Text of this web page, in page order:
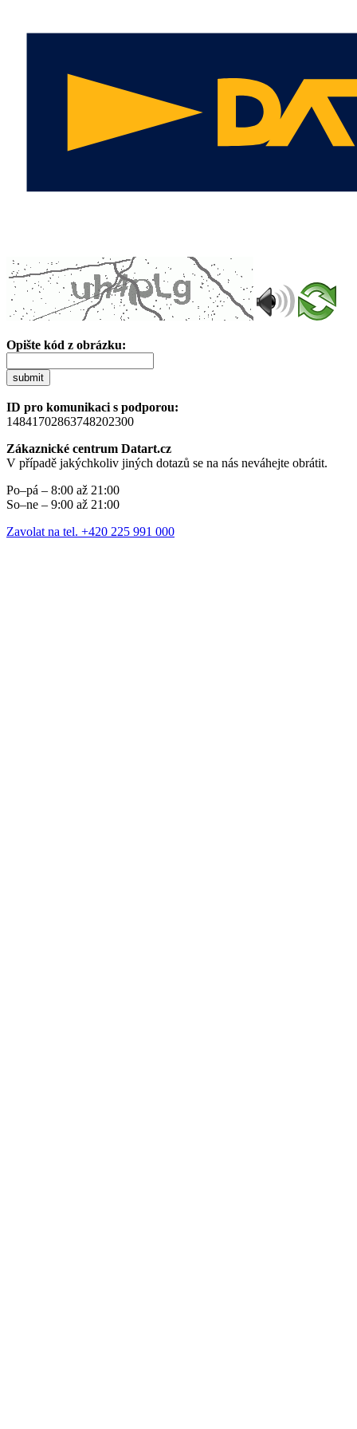
Opište kód z obrázku:
submit
ID pro komunikaci s podporou:
14841702863748202300
Zákaznické centrum Datart.cz
V případě jakýchkoliv jiných dotazů se na nás neváhejte obrátit.
Po–pá – 8:00 až 21:00
So–ne – 9:00 až 21:00
Zavolat na tel. +420 225 991 000